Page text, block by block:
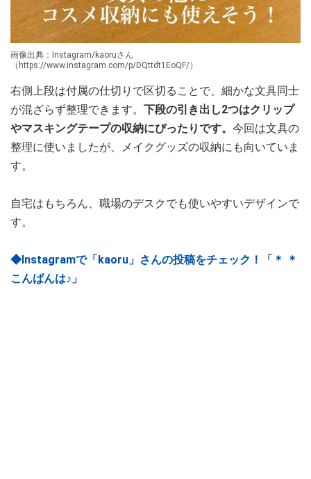
画像出典：Instagram/kaoruさん
（https://www.instagram.com/p/DQttdt1EoQF/）
右側上段は付属の仕切りで区切ることで、細かな文具同士
が混ざらず整理できます。 下段の引き出し2つはクリップ
やマスキングテープの収納にぴったりです。 今回は文具の
整理に使いましたが、メイクグッズの収納にも向いていま
す。
自宅はもちろん、職場のデスクでも使いやすいデザインで
す。
◆Instagramで「kaoru」さんの投稿をチェック！「＊ ＊
こんばんは♪」